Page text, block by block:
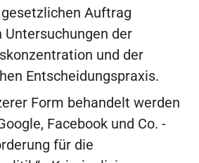
Auftrag
Untersuchungen der
und der
Entscheidungspraxis.
Form behandelt werden
Facebook und Co. -
für die